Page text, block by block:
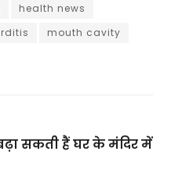
health news
mouth cavity
सकती हैं घर के मंदिर में